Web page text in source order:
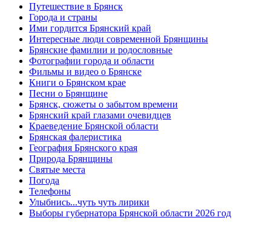
Путешествие в Брянск
Города и страны
Ими гордится Брянский край
Интересные люди современной Брянщины
Брянские фамилии и родословные
Фотографии города и области
Фильмы и видео о Брянске
Книги о Брянском крае
Песни о Брянщине
Брянск, сюжеты о забытом времени
Брянский край глазами очевидцев
Краеведение Брянской области
Брянская фалеристика
География Брянского края
Природа Брянщины
Святые места
Погода
Телефоны
Улыбнись...чуть чуть лирики
Выборы губернатора Брянской области 2026 год